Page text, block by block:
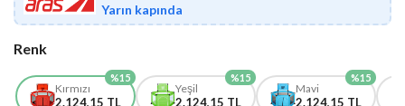
Yarın kapında
Renk
%15
Kırmızı
2.124,15 TL
%15
Yeşil
2.124,15 TL
%15
Mavi
2.124,15 TL